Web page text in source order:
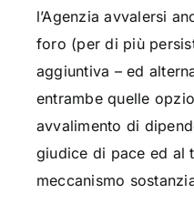
l’Agenzia avvalersi
foro (per di più
aggiuntiva – ed
entrambe quelle
avvalimento di
giudice di pace ed al
meccanismo